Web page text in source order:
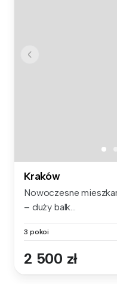
Kraków
Nowoczesne
– duży balk...
3 pokoi
2 500 zł